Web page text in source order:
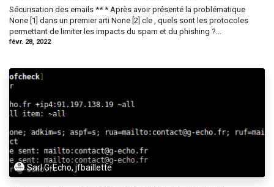
Sécurisation des emails ** * Après avoir présenté la problématique
None [1] dans un premier arti None [2] cle , quels sont les protocoles
permettant de limiter les impacts du spam et du phishing ?...
févr. 28, 2022
Sarl G-Echo, jfbaillette